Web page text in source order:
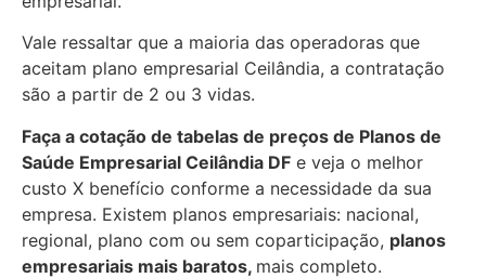
Vale ressaltar que a maioria das operadoras que
aceitam plano empresarial Ceilândia, a contratação
são a partir de 2 ou 3 vidas.
Faça a cotação de tabelas de preços de Planos de
Saúde Empresarial Ceilândia DF e veja o melhor
custo X benefício conforme a necessidade da sua
empresa. Existem planos empresariais: nacional,
regional, plano com ou sem coparticipação, planos
empresariais mais baratos, mais completo.